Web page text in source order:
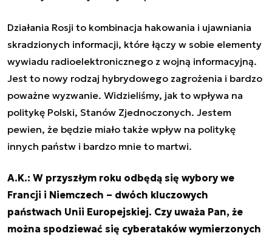
Działania Rosji to kombinacja hakowania i ujawniania
skradzionych informacji, które łączy w sobie elementy
wywiadu radioelektronicznego z wojną informacyjną.
Jest to nowy rodzaj hybrydowego zagrożenia i bardzo
poważne wyzwanie. Widzieliśmy, jak to wpływa na
politykę Polski, Stanów Zjednoczonych. Jestem
pewien, że będzie miało także wpływ na politykę
innych państw i bardzo mnie to martwi.
A.K.: W przyszłym roku odbędą się wybory we
Francji i Niemczech – dwóch kluczowych
państwach Unii Europejskiej. Czy uważa Pan, że
można spodziewać się cyberataków wymierzonych